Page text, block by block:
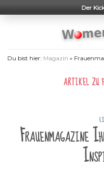
to
Der
Du bist hier: Magazin »
ARTIKEL ZU
Frauenmagazine